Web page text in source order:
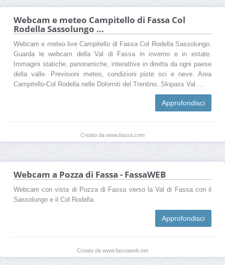
Webcam e meteo Campitello di Fassa Col
Rodella Sassolungo ...
Webcam e meteo live Campitello di Fassa Col Rodella Sassolungo.
Guarda le webcam della Val di Fassa in inverno e in estate.
Immagini statiche, panoramiche, interattive in diretta da ogni paese
della valle. Previsioni meteo, condizioni piste sci e neve. Area
Campitello-Col Rodella nelle Dolomiti del Trentino. Skipass Val ...
Approfondisci
Creato da www.fassa.com
Webcam a Pozza di Fassa - FassaWEB
Webcam con vista di Pozza di Fassa verso la Val di Fassa con il
Sassolungo e il Col Rodella.
Approfondisci
Creato da www.fassaweb.net